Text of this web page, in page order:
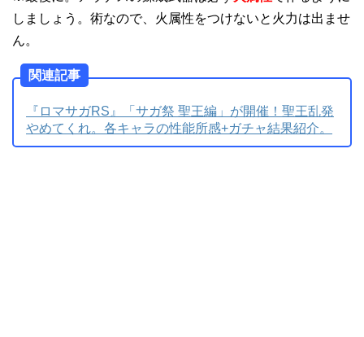
しましょう。術なので、火属性をつけないと火力は出ませ
ん。
関連記事
『ロマサガRS』「サガ祭 聖王編」が開催！聖王乱発
やめてくれ。各キャラの性能所感+ガチャ結果紹介。